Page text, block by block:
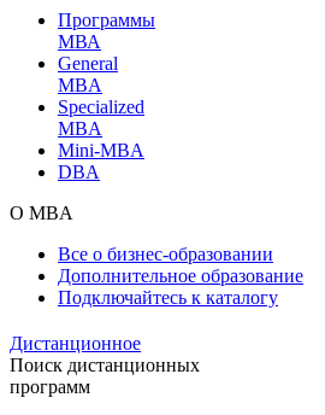
Программы
МВА
General
MBA
Specialized
MBA
Mini-MBA
DBA
О MBA
Все о бизнес-образовании
Дополнительное образование
Подключайтесь к каталогу
Дистанционное
Поиск дистанционных
программ